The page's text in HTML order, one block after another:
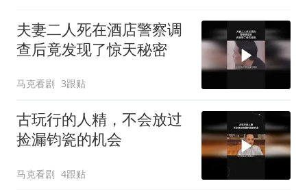
夫妻二人死在酒店警察调
查后竟发现了惊天秘密
马克看剧 3跟贴
古玩行的人精，不会放过
捡漏钧瓷的机会
马克看剧 4跟贴